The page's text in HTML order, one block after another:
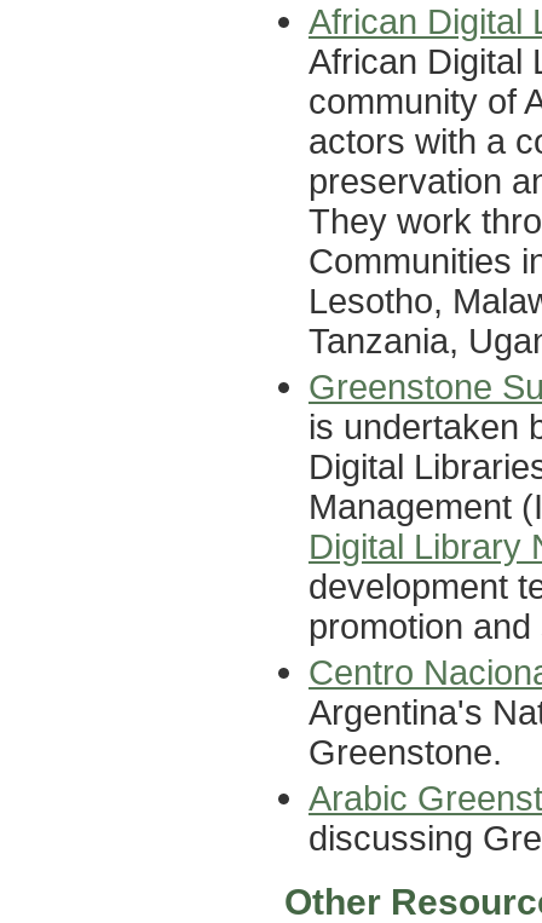
African Digital
African Digital
community of
actors with a
preservation
They work
Communities
Lesotho,
Tanzania,
Greenstone
is undertaken
Digital
Management
Digital Library
development
promotion
Centro
Argentina's
Greenstone.
Arabic
discussing
Other